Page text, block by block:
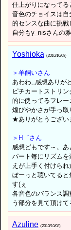
仕上がりになってる
音色のチョイスは
的センスな曲に挑
自分もy_nisさんの
Yoshioka (2010/10/08)
＞羊飼いさん
あわわ;;感想ありが
ピチカートストリ
的に使ってるフレー
煌びやかさが手っ取
★ありがとうござい
＞H゛さん
感想どもです～。
パート毎にリズム
えが上手く付けられ
ぼーっと聴いてる
す(ぇ
各音色のバランス
う部分を見て頂けて
Azuline (2010/10/08)